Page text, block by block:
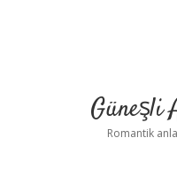
Güneşli
Romantik